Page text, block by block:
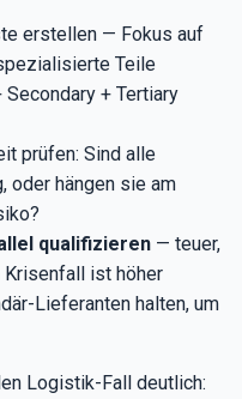
erstellen — Fokus auf
Teile
+ Tertiary
prüfen: Sind alle
oder hängen sie am
qualifizieren — teuer,
ist höher
Lieferanten halten, um
Logistik-Fall deutlich: